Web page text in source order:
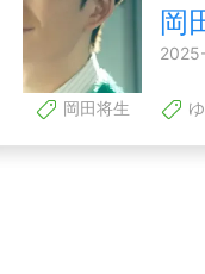
岡
岡田将生